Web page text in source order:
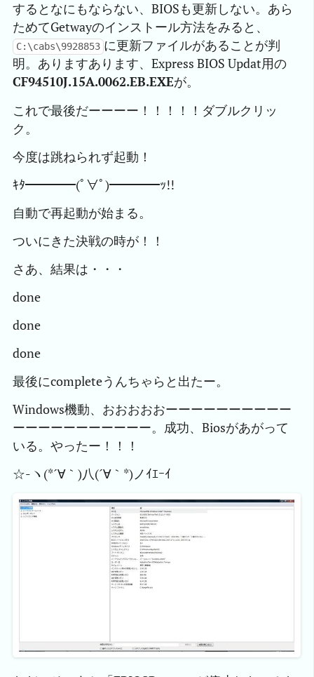
するとなにもならない、BIOSも更新しない。あら
ためてGetwayのインストール方法をみると、
C:\cabs\9928853 に更新ファイルがあることが判
明。ありますあります、Express BIOS Updat用の
CF94510J.15A.0062.EB.EXEが。
これで最後だーーーー！！！！！ダブルクリッ
ク。
今度は跳ねられず起動！
ｷﾀ━━━━(ﾟ∀ﾟ)━━━━ｯ!!
自動で再起動が始まる。
ついにきた決戦の時が！！
さあ、結果は・・・
done
done
done
最後にcompleteうんちゃらと出たー。
Windows機動、おおおおおーーーーーーーーーー
ーーーーーーーーーーー。成功、Biosがあがって
いる。やったー！！！
☆-ヽ(*´∀｀)八(´∀｀*)ノｲｴｰｲ